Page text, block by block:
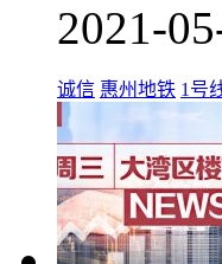
2021-
诚信 惠州地铁 1号